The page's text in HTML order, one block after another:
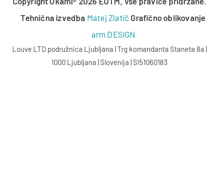
Tehnična izvedba Matej Zlatič Grafično oblikovanje
arm DESIGN
Louve LTD podružnica Ljubljana | Trg komandanta Staneta 8a |
1000 Ljubljana | Slovenija | SI51060183